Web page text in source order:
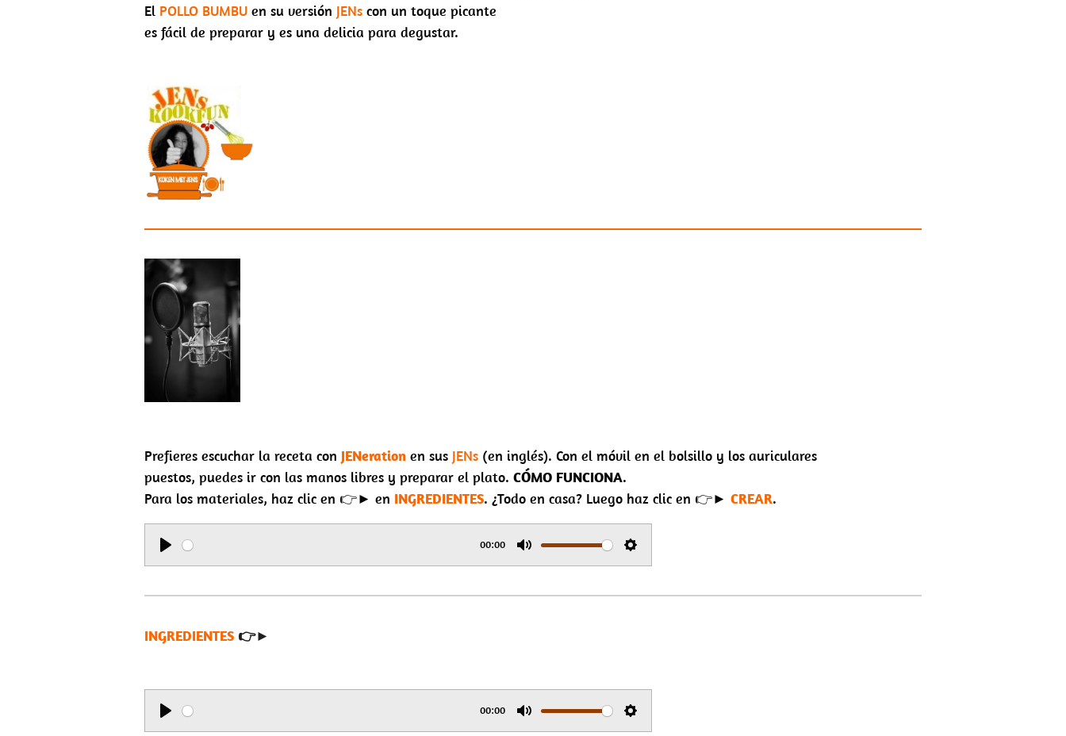
El POLLO BUMBU en su versión JENs con un toque picante
es fácil de preparar y es una delicia para degustar.
Prefieres escuchar la receta con JENeration en sus JENs (en inglés). Con el móvil en el bolsillo y los auriculares
puestos, puedes ir con las manos libres y preparar el plato. CÓMO FUNCIONA.
Para los materiales, haz clic en 👉► en INGREDIENTES. ¿Todo en casa? Luego haz clic en 👉► CREAR.
P
y
00:00
M
S
g
s
INGREDIENTES 👉►
P
00:00
M
S